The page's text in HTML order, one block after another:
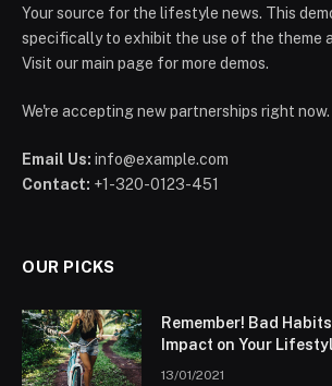
Your source for the lifestyle news. This
specifically to exhibit the use of the theme
Visit our main page for more demos.
We're accepting new partnerships right now.
Email Us: info@example.com
Contact: +1-320-0123-451
OUR PICKS
Remember! Bad
Impact on Your
13/01/2021